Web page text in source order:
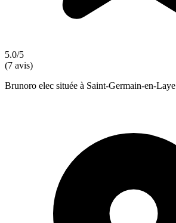
5.0/5
(7 avis)
Brunoro elec située à Saint-Germain-en-Laye